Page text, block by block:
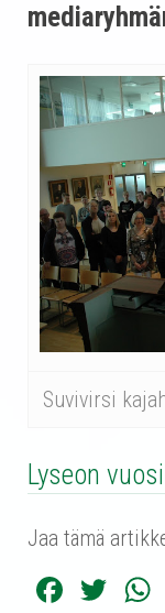
Suvivirsi
Lyseon
Jaa tämä
Fa T